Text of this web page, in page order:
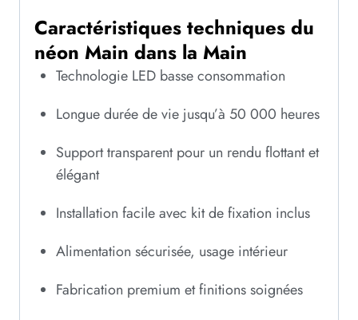
Caractéristiques techniques du
néon Main dans la Main
Technologie LED basse consommation
Longue durée de vie jusqu’à 50 000 heures
Support transparent pour un rendu flottant et
élégant
Installation facile avec kit de fixation inclus
Alimentation sécurisée, usage intérieur
Fabrication premium et finitions soignées